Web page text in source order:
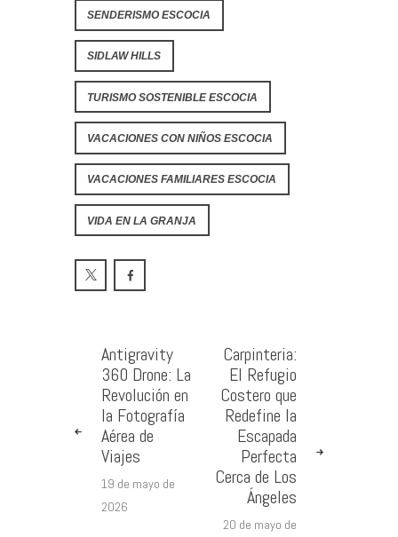
SENDERISMO ESCOCIA
SIDLAW HILLS
TURISMO SOSTENIBLE ESCOCIA
VACACIONES CON NIÑOS ESCOCIA
VACACIONES FAMILIARES ESCOCIA
VIDA EN LA GRANJA
Antigravity
360 Drone: La
Revolución en
la Fotografía
Aérea de
Viajes
19 de mayo de
2026
Carpinteria:
El Refugio
Costero que
Redefine la
Escapada
Perfecta
Cerca de Los
Ángeles
20 de mayo de